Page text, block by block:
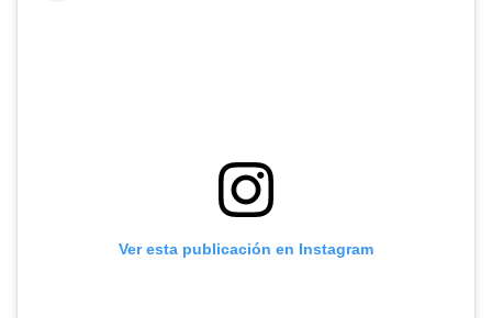
Ver esta publicación en Instagram